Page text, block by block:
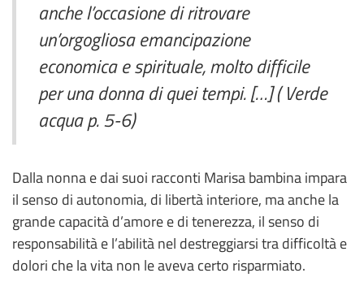
anche l’occasione di ritrovare
un’orgogliosa emancipazione
economica e spirituale, molto difficile
per una donna di quei tempi. […] ( Verde
acqua p. 5-6)
Dalla nonna e dai suoi racconti Marisa bambina impara
il senso di autonomia, di libertà interiore, ma anche la
grande capacità d’amore e di tenerezza, il senso di
responsabilità e l’abilità nel destreggiarsi tra difficoltà e
dolori che la vita non le aveva certo risparmiato.